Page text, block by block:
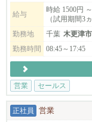
会社のモットーは「
げる！」
やる気次第で、あな
す。
一緒に新しいことに
えてくださる方を募
給与
時給 1500円
（試用期間3
勤務地
千葉 木更津市
勤務時間
08:45～17:45
営業
セールス
正社員 営業